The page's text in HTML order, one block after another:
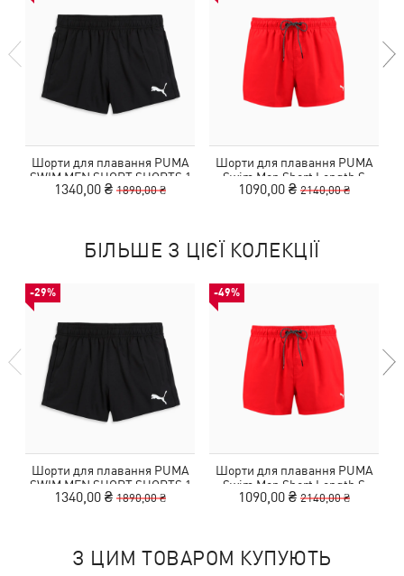
Шорти для плавання PUMA
SWIM MEN SHORT SHORTS 1
1340,00 ₴ 1890,00 ₴
Шорти для плавання PUMA
Swim Men Short Length S
1090,00 ₴ 2140,00 ₴
БІЛЬШЕ З ЦІЄЇ КОЛЕКЦІЇ
-29%
Шорти для плавання PUMA
SWIM MEN SHORT SHORTS 1
1340,00 ₴ 1890,00 ₴
-49%
Шорти для плавання PUMA
Swim Men Short Length S
1090,00 ₴ 2140,00 ₴
З ЦИМ ТОВАРОМ КУПУЮТЬ